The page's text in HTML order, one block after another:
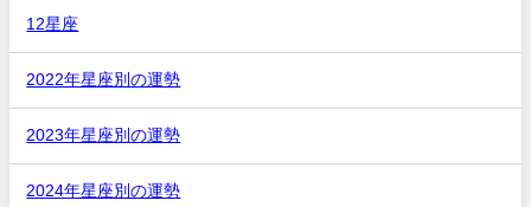
12星座
2022年星座別の運勢
2023年星座別の運勢
2024年星座別の運勢